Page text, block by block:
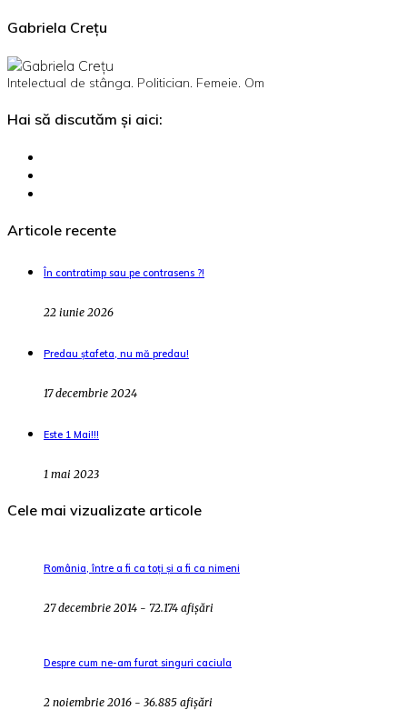
Gabriela Crețu
Intelectual de stânga. Politician. Femeie. Om
Hai să discutăm și aici:
Articole recente
În contratimp sau pe contrasens ?!
22 iunie 2026
Predau ștafeta, nu mă predau!
17 decembrie 2024
Este 1 Mai!!!
1 mai 2023
Cele mai vizualizate articole
România, între a fi ca toți și a fi ca nimeni
27 decembrie 2014 - 72.174 afișări
Despre cum ne-am furat singuri caciula
2 noiembrie 2016 - 36.885 afișări